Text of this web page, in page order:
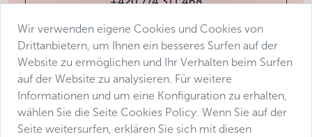
info@avantgarde-prague.cz
Geschäftsbedingungen
Datenschutz
Barrierefreiheitserklärung
Wir verwenden eigene Cookies und Cookies von
Drittanbietern, um Ihnen ein besseres Surfen auf der
Website zu ermöglichen und Ihr Verhalten beim Surfen
auf der Website zu analysieren. Für weitere
Informationen und um eine Konfiguration zu erhalten,
wählen Sie die Seite Cookies Policy. Wenn Sie auf der
Seite weitersurfen, erklären Sie sich mit diesen